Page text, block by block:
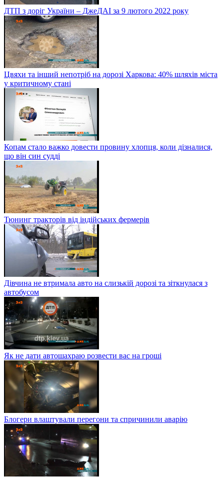
ДТП з доріг України – ДжеДАІ за 9 лютого 2022 року
Цвяхи та інший непотріб на дорозі Харкова: 40% шляхів міста
у критичному стані
Копам стало важко довести провину хлопця, коли дізналися,
що він син судді
Тюнинг тракторів від індійських фермерів
Дівчина не втримала авто на слизькій дорозі та зіткнулася з
автобусом
Як не дати автошахраю розвести вас на гроші
Блогери влаштували перегони та спричинили аварію